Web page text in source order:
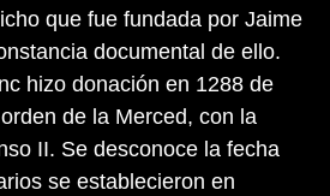
que fue fundada por Jaime
documental de ello.
hizo donación en 1288 de
de la Merced, con la
II. Se desconoce la fecha
se establecieron en